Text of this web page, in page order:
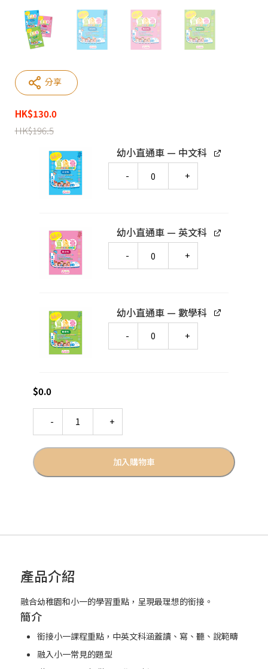
HK$130.0
HK$196.5
幼小直通車 — 中文科
幼小直通車 — 英文科
幼小直通車 — 數學科
$0.0
加入購物車
分享
產品介紹
融合幼稚園和小一的學習重點，呈現最理想的銜接。
簡介
銜接小一課程重點，中英文科涵蓋讀、寫、聽、說範疇
融入小一常見的題型